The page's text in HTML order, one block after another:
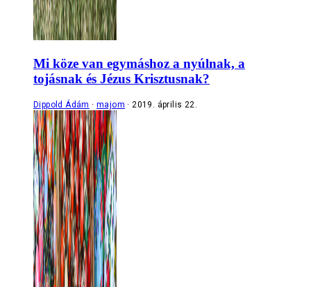
Mi köze van egymáshoz a nyúlnak, a
tojásnak és Jézus Krisztusnak?
Dippold Ádám majom 2019. április 22.